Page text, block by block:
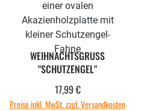
WEIHNACHTSGRUSS "
SCHUTZENGEL"
Regulärer Preis:
17,99 €
Preise inkl. MwSt. zzgl. Versandkosten